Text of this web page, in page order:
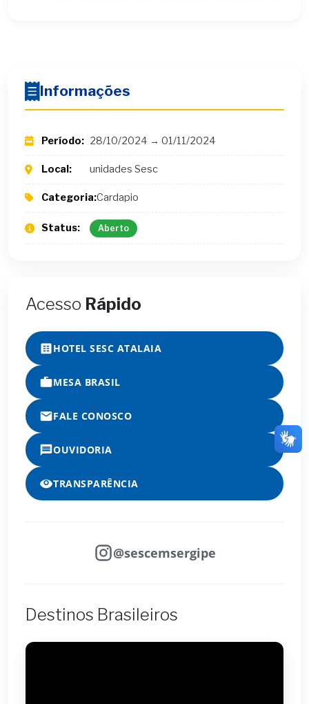
Informações
Período: 28/10/2024 → 01/11/2024
Local: unidades Sesc
Categoria:Cardapio
Status: Aberto
Acesso Rápido
HOTEL SESC ATALAIA
MESA BRASIL
FALE CONOSCO
OUVIDORIA
TRANSPARÊNCIA
@sescemsergipe
Destinos Brasileiros